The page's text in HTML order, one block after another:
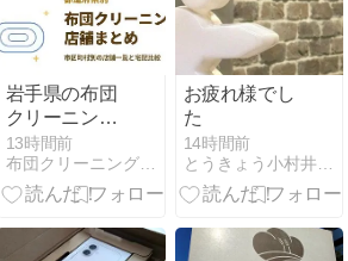
岩手県の布団
クリーニング
おすすめ｜市
区町村別の店
舗一覧と宅配
13時間前
布団クリーニング近くのおすすめcom
お疲れ様でし
た
14時間前